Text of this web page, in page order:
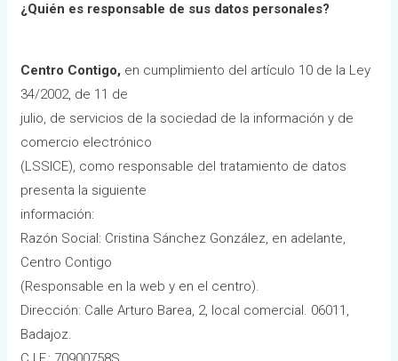
¿Quién es responsable de sus datos personales?
Centro Contigo, en cumplimiento del artículo 10 de la Ley
34/2002, de 11 de
julio, de servicios de la sociedad de la información y de
comercio electrónico
(LSSICE), como responsable del tratamiento de datos
presenta la siguiente
información:
Razón Social: Cristina Sánchez González, en adelante,
Centro Contigo
(Responsable en la web y en el centro).
Dirección: Calle Arturo Barea, 2, local comercial. 06011,
Badajoz.